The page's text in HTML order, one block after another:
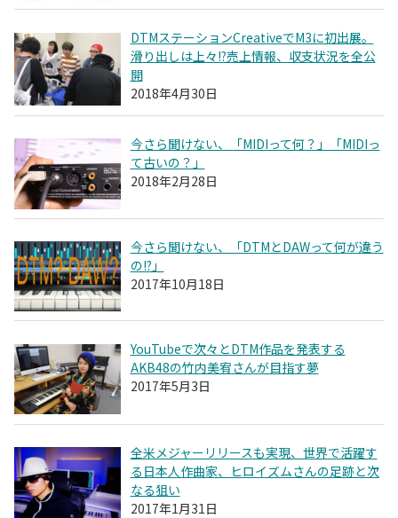
DTMステーションCreativeでM3に初出展。
滑り出しは上々!?売上情報、収支状況を全公
開
2018年4月30日
今さら聞けない、「MIDIって何？」「MIDIっ
て古いの？」
2018年2月28日
今さら聞けない、「DTMとDAWって何が違う
の!?」
2017年10月18日
YouTubeで次々とDTM作品を発表する
AKB48の竹内美宥さんが目指す夢
2017年5月3日
全米メジャーリリースも実現、世界で活躍す
る日本人作曲家、ヒロイズムさんの足跡と次
なる狙い
2017年1月31日